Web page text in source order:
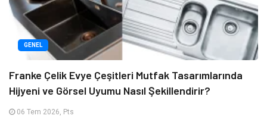
GENEL
Franke Çelik Evye Çeşitleri Mutfak Tasarımlarında
Hijyeni ve Görsel Uyumu Nasıl Şekillendirir?
06 Tem 2026, Pts